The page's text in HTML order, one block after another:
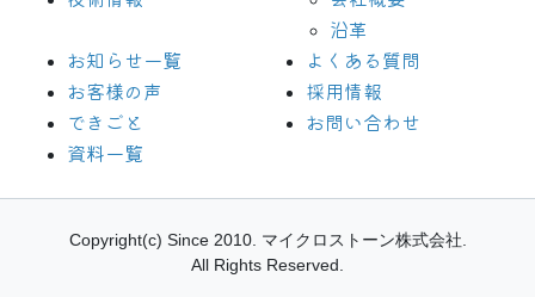
沿革
お知らせ一覧
お客様の声
できごと
資料一覧
よくある質問
採用情報
お問い合わせ
Copyright(c) Since 2010. マイクロストーン株式会社.
All Rights Reserved.